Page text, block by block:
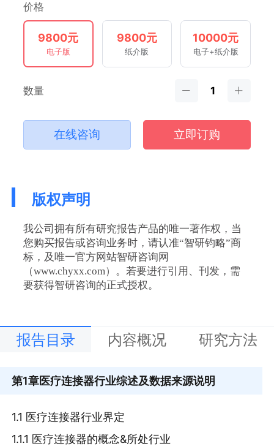
价格
9800元
电子版
9800元
纸介版
10000元
电子+纸介版
数量
在线咨询 立即订购
版权声明
我公司拥有所有研究报告产品的唯一著作权，当
您购买报告或咨询业务时，请认准“智研钧略”商
标，及唯一官方网站智研咨询网
（www.chyxx.com）。若要进行引用、刊发，需
要获得智研咨询的正式授权。
报告目录 内容概况 研究方法
第1章医疗连接器行业综述及数据来源说明
1.1 医疗连接器行业界定
1.1.1 医疗连接器的概念&所处行业